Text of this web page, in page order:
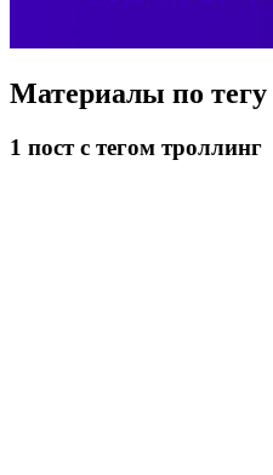
Материалы по тегу
1 постс тегом троллинг